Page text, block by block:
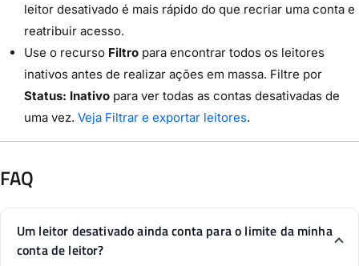
leitor desativado é mais rápido do que recriar uma conta e
reatribuir acesso.
Use o recurso Filtro para encontrar todos os leitores
inativos antes de realizar ações em massa. Filtre por
Status: Inativo para ver todas as contas desativadas de
uma vez. Veja Filtrar e exportar leitores.
FAQ
Um leitor desativado ainda conta para o limite da minha
conta de leitor?